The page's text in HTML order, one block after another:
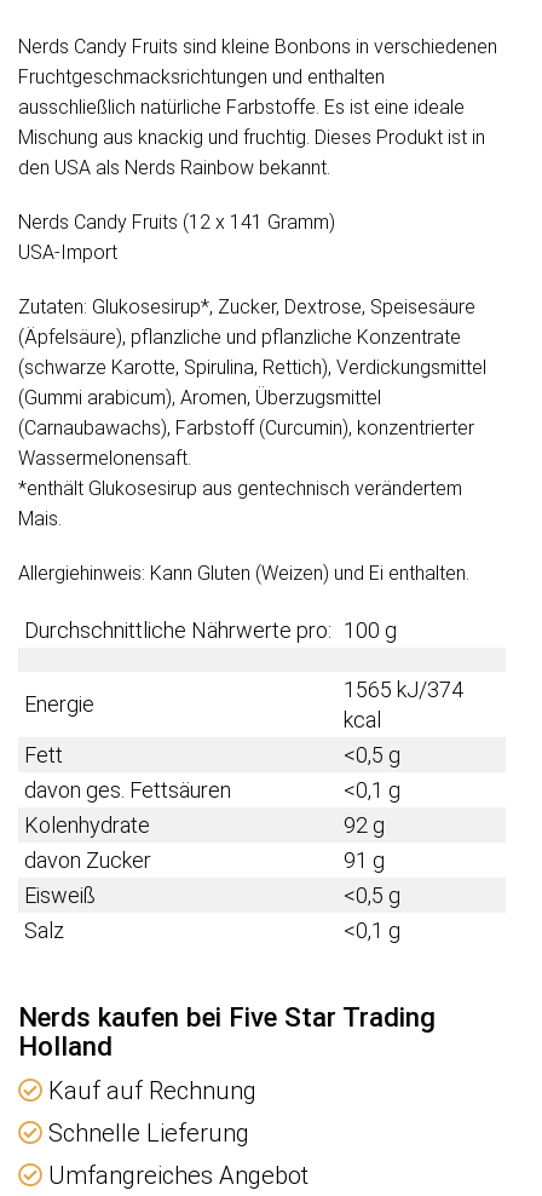
Nerds Candy Fruits sind kleine Bonbons in verschiedenen
Fruchtgeschmacksrichtungen und enthalten
ausschließlich natürliche Farbstoffe. Es ist eine ideale
Mischung aus knackig und fruchtig. Dieses Produkt ist in
den USA als Nerds Rainbow bekannt.
Nerds Candy Fruits (12 x 141 Gramm)
USA-Import
Zutaten: Glukosesirup*, Zucker, Dextrose, Speisesäure
(Äpfelsäure), pflanzliche und pflanzliche Konzentrate
(schwarze Karotte, Spirulina, Rettich), Verdickungsmittel
(Gummi arabicum), Aromen, Überzugsmittel
(Carnaubawachs), Farbstoff (Curcumin), konzentrierter
Wassermelonensaft.
*enthält Glukosesirup aus gentechnisch verändertem
Mais.
Allergiehinweis: Kann Gluten (Weizen) und Ei enthalten.
Durchschnittliche Nährwerte pro: 100 g
Energie
1565 kJ/374
kcal
Fett
<0,5 g
davon ges. Fettsäuren
<0,1 g
Kolenhydrate
92 g
davon Zucker
91 g
Eisweiß
<0,5 g
Salz
<0,1 g
Nerds kaufen bei Five Star Trading
Holland
Kauf auf Rechnung
Schnelle Lieferung
Umfangreiches Angebot